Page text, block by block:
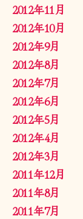
2012年11月
2012年10月
2012年9月
2012年8月
2012年7月
2012年6月
2012年5月
2012年4月
2012年3月
2011年12月
2011年8月
2011年7月